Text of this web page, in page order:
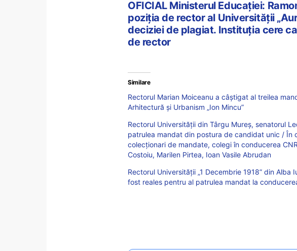
OFICIAL Ministerul Educației:
poziția de rector al Universității
deciziei de plagiat. Instituția cere
de rector
Similare
Rectorul Marian Moiceanu a câștigat al treilea
Arhitectură și Urbanism „Ion Mincu”
Rectorul Universității din Târgu Mureș, senatorul
patrulea mandat din postura de candidat unic / În
colecționari de mandate, colegi în conducerea
Costoiu, Marilen Pirtea, Ioan Vasile Abrudan
Rectorul Universității „1 Decembrie 1918” din Alba
fost reales pentru al patrulea mandat la